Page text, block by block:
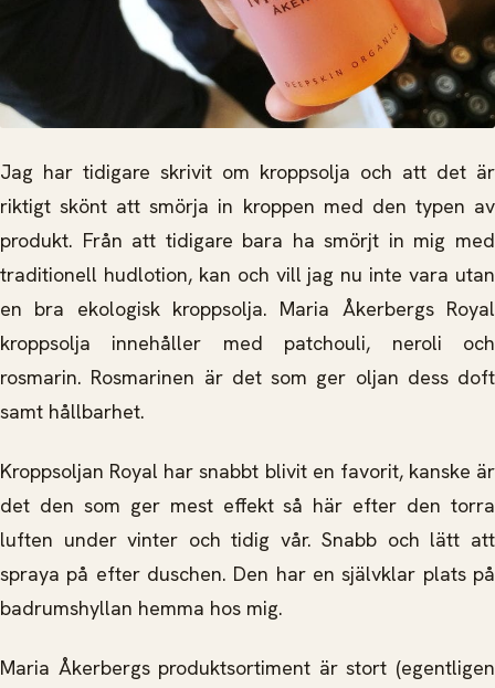
Jag har tidigare skrivit om kroppsolja och att det är
riktigt skönt att smörja in kroppen med den typen av
produkt. Från att tidigare bara ha smörjt in mig med
traditionell hudlotion, kan och vill jag nu inte vara utan
en bra ekologisk kroppsolja. Maria Åkerbergs Royal
kroppsolja innehåller med patchouli, neroli och
rosmarin. Rosmarinen är det som ger oljan dess doft
samt hållbarhet.
Kroppsoljan Royal har snabbt blivit en favorit, kanske är
det den som ger mest effekt så här efter den torra
luften under vinter och tidig vår. Snabb och lätt att
spraya på efter duschen. Den har en självklar plats på
badrumshyllan hemma hos mig.
Maria Åkerbergs produktsortiment är stort (egentligen